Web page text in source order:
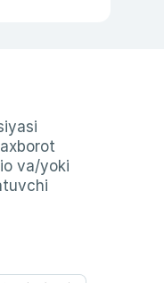
va/yoki